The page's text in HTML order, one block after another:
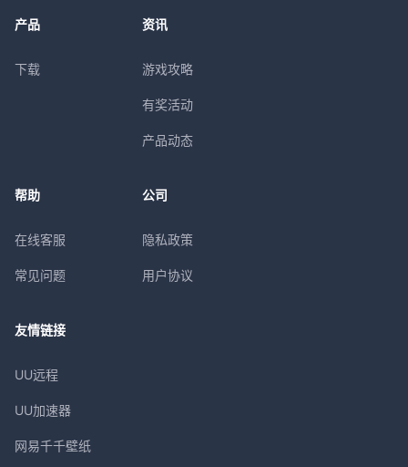
产品
下载
资讯
游戏攻略
有奖活动
产品动态
帮助
在线客服
常见问题
公司
隐私政策
用户协议
友情链接
UU远程
UU加速器
网易千千壁纸